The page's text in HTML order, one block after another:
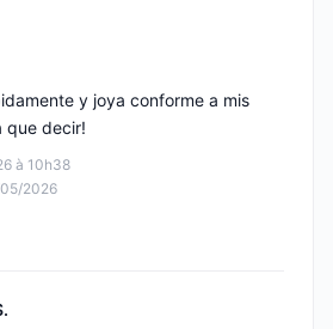
à 10h38
2026
y joya conforme a mis
que decir!